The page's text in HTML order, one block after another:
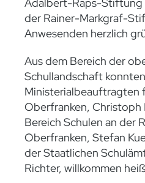
der Rainer-Markgraf-
Anwesenden herzlich
Aus dem Bereich der
Schullandschaft
Ministerialbeauftragten
Oberfranken, Christoph
Bereich Schulen an der
Oberfranken, Stefan
der Staatlichen
Richter, willkommen